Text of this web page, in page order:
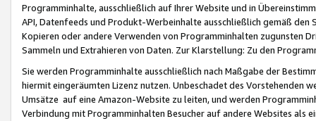
Programminhalte, ausschließlich auf Ihrer Website und in
API, Datenfeeds und Produkt-Werbeinhalte ausschließlich gemäß
Kopieren oder andere Verwenden von Programminhalten zugunsten
Sammeln und Extrahieren von Daten. Zur Klarstellung: Zu den
Sie werden Programminhalte ausschließlich nach Maßgabe der
hiermit eingeräumten Lizenz nutzen. Unbeschadet des Vorstehenden
Umsätze auf eine Amazon-Website zu leiten, und werden
Verbindung mit Programminhalten Besucher auf andere Websites als